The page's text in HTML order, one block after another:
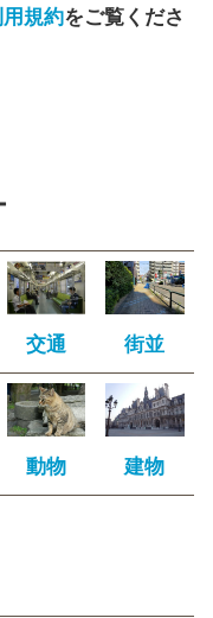
規約をご覧くださ
交通 街並
動物 建物